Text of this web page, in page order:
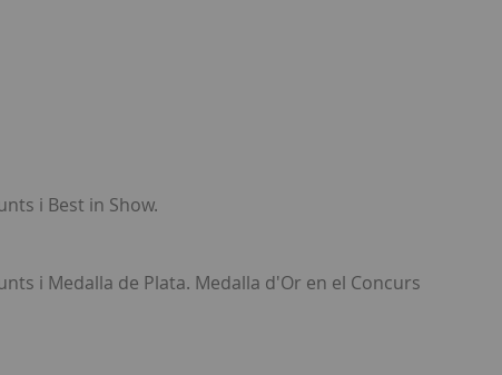
i Best in Show.
i Medalla de Plata. Medalla d'Or en el Concurs